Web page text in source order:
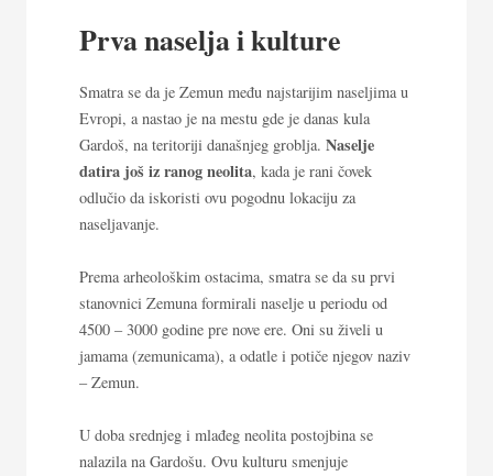
Prva naselja i kulture
Smatra se da je Zemun među najstarijim naseljima u
Evropi, a nastao je na mestu gde je danas kula
Gardoš, na teritoriji današnjeg groblja. Naselje
datira još iz ranog neolita, kada je rani čovek
odlučio da iskoristi ovu pogodnu lokaciju za
naseljavanje.
Prema arheološkim ostacima, smatra se da su prvi
stanovnici Zemuna formirali naselje u periodu od
4500 – 3000 godine pre nove ere. Oni su živeli u
jamama (zemunicama), a odatle i potiče njegov naziv
– Zemun.
U doba srednjeg i mlađeg neolita postojbina se
nalazila na Gardošu. Ovu kulturu smenjuje